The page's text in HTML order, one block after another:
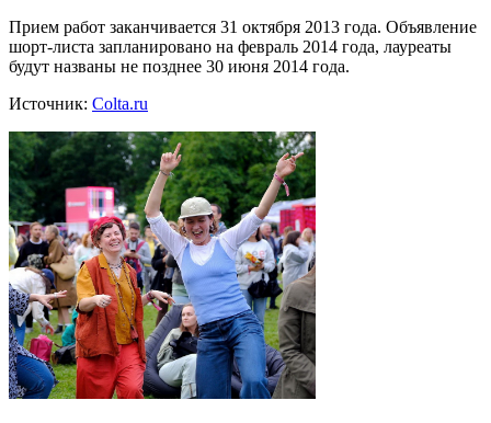
Прием работ заканчивается 31 октября 2013 года. Объявление
шорт-листа запланировано на февраль 2014 года, лауреаты
будут названы не позднее 30 июня 2014 года.
Источник: Colta.ru